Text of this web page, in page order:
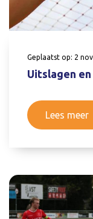
Geplaatst op: 2
Uitslagen
Lees meer